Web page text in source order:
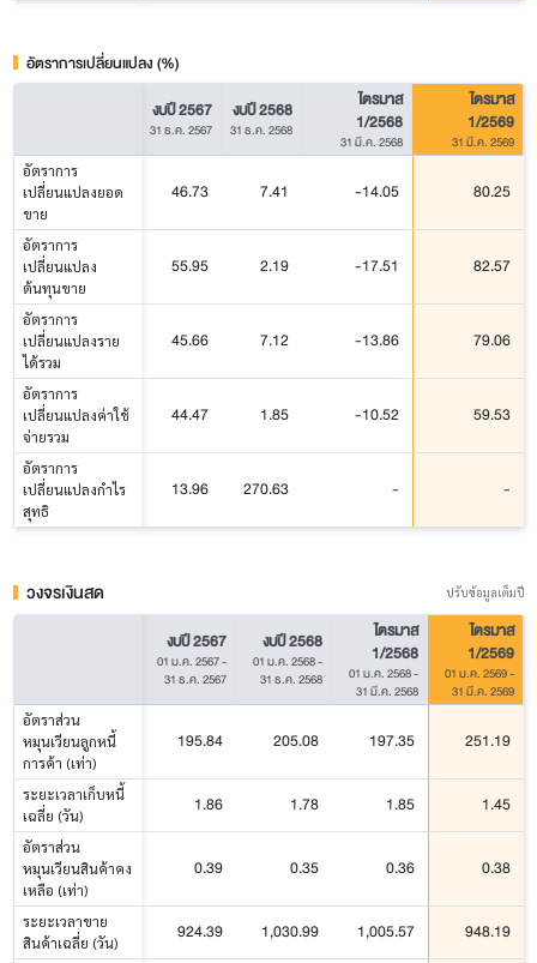
อัตราการเปลี่ยนแปลง (%)
งบปี 2567
31 ธ.ค. 2567
งบปี 2568
31 ธ.ค. 2568
ไตรมาส
1/2568
31 มี.ค. 2568
ไตรมาส
1/2569
31 มี.ค. 2569
อัตราการ
เปลี่ยนแปลงยอด
ขาย
46.73 7.41 -14.05 80.25
อัตราการ
เปลี่ยนแปลง
ต้นทุนขาย
55.95 2.19 -17.51 82.57
อัตราการ
เปลี่ยนแปลงราย
ได้รวม
45.66 7.12 -13.86 79.06
อัตราการ
เปลี่ยนแปลงค่าใช้
จ่ายรวม
44.47 1.85 -10.52 59.53
อัตราการ
เปลี่ยนแปลงกำไร
สุทธิ
13.96 270.63 - -
วงจรเงินสด ปรับข้อมูลเต็มปี
งบปี 2567
01 ม.ค. 2567-
31 ธ.ค. 2567
งบปี 2568
01 ม.ค. 2568-
31 ธ.ค. 2568
ไตรมาส
1/2568
01 ม.ค. 2568-
31 มี.ค. 2568
ไตรมาส
1/2569
01 ม.ค. 2569-
31 มี.ค. 2569
อัตราส่วน
หมุนเวียนลูกหนี้
การค้า (เท่า)
195.84 205.08 197.35 251.19
ระยะเวลาเก็บหนี้
เฉลี่ย (วัน)
1.86 1.78 1.85 1.45
อัตราส่วน
หมุนเวียนสินค้าคง
เหลือ (เท่า)
0.39 0.35 0.36 0.38
ระยะเวลาขาย
สินค้าเฉลี่ย (วัน)
924.39 1,030.99 1,005.57 948.19